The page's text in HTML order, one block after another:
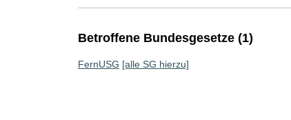
Betroffene Bundesgesetze (1)
FernUSG [alle SG hierzu]